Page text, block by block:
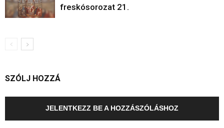
freskósorozat 21.
SZÓLJ HOZZÁ
JELENTKEZZ BE A HOZZÁSZÓLÁSHOZ